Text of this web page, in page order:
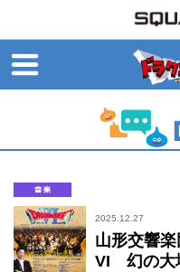
2025.12.27
山形交響
VI 幻の大